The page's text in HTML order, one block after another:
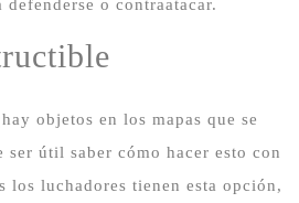
o contraatacar.
objetos en los mapas que se
ser útil saber cómo hacer esto con
los luchadores tienen esta opción,